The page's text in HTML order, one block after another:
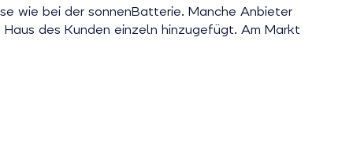
wie bei der sonnenBatterie. Manche Anbieter
des Kunden einzeln hinzugefügt. Am Markt